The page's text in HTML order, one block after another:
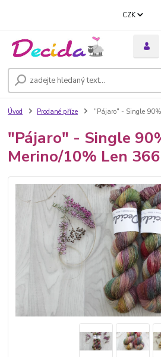
CZK
Úvod Prodané příze "Pájaro" - Single
"Pájaro" - Single
Merino/10% Len